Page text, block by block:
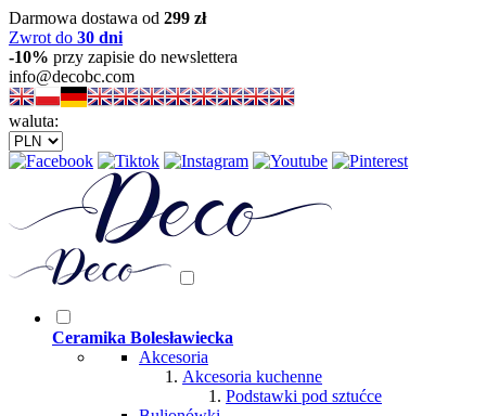
Darmowa dostawa od 299 zł
Zwrot do 30 dni
-10% przy zapisie do newslettera
info@decobc.com
waluta:
Ceramika Bolesławiecka
Akcesoria
Akcesoria kuchenne
Podstawki pod sztućce